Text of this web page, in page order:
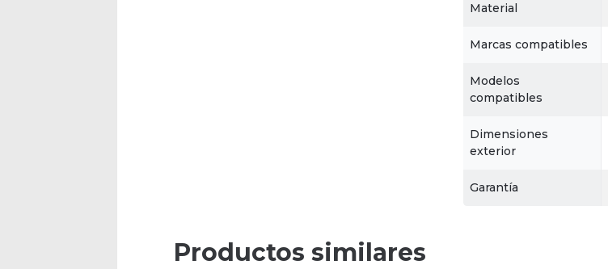
Material
Marcas compatibles
Modelos
compatibles
Dimensiones
exterior
Garantía
Productos similares